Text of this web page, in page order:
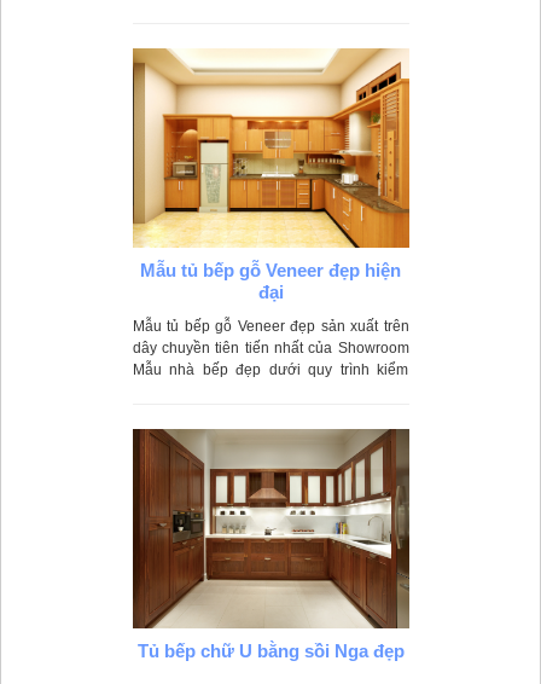
Mẫu tủ bếp gỗ Veneer đẹp hiện
đại
Mẫu tủ bếp gỗ Veneer đẹp sản xuất trên
dây chuyền tiên tiến nhất của Showroom
Mẫu nhà bếp đẹp dưới quy trình kiểm
Tủ bếp chữ U bằng sồi Nga đẹp